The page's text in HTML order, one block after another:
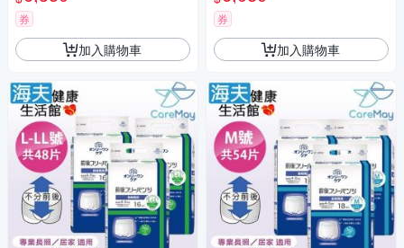
券
加入購物車
券
加入購物車